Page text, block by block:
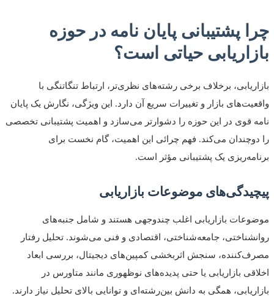
پشتیبانی پایان نامه در حوزه
حیاتی است؟
برخلاف برخی رشته‌های نظری‌تر، ارتباط تنگاتنگی با
بازار و تغییرات سریع آن دارد. این ویژگی، نگارش یک پایان
قوی در این حوزه را دشوارتر می‌سازد و اهمیت پشتیبانی تخصصی
می‌کند. فهم چرائی این اهمیت، گام نخست برای
یک پشتیبانی مؤثر است.
موضوعات بازاریابی
بازاریابی اغلب چندوجهی هستند و شامل جنبه‌های
جامعه‌شناختی، اقتصادی و فنی می‌شوند. تحلیل رفتار
سنجش اثربخشی کمپین‌های دیجیتال، بررسی ابعاد
بازاریابی یا حتی پدیده‌های نوظهوری مانند متاورس در
همگی به دانش بین‌رشته‌ای و توانایی بالای تحلیل نیاز دارند.